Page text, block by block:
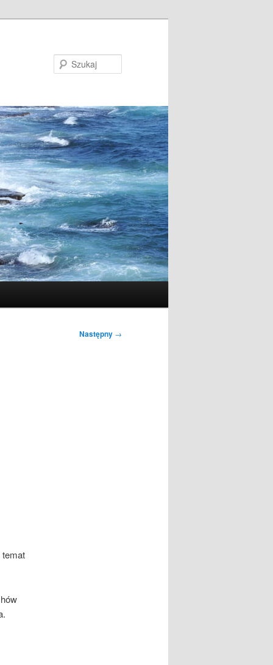
Następny →
temat